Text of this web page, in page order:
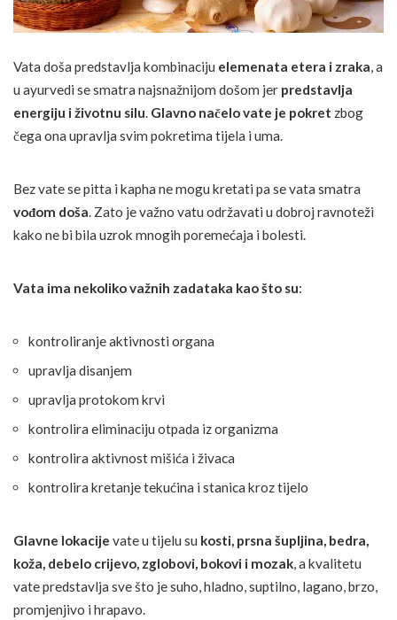
Vata doša predstavlja kombinaciju elemenata etera i zraka, a
u ayurvedi se smatra najsnažnijom došom jer predstavlja
energiju i životnu silu. Glavno načelo vate je pokret zbog
čega ona upravlja svim pokretima tijela i uma.
Bez vate se pitta i kapha ne mogu kretati pa se vata smatra
vođom doša. Zato je važno vatu održavati u dobroj ravnoteži
kako ne bi bila uzrok mnogih poremećaja i bolesti.
Vata ima nekoliko važnih zadataka kao što su:
kontroliranje aktivnosti organa
upravlja disanjem
upravlja protokom krvi
kontrolira eliminaciju otpada iz organizma
kontrolira aktivnost mišića i živaca
kontrolira kretanje tekućina i stanica kroz tijelo
Glavne lokacije vate u tijelu su kosti, prsna šupljina, bedra,
koža, debelo crijevo, zglobovi, bokovi i mozak, a kvalitetu
vate predstavlja sve što je suho, hladno, suptilno, lagano, brzo,
promjenjivo i hrapavo.